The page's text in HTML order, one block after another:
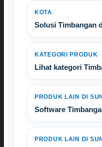
KOTA
Solusi Timbangan
KATEGORI PRODUK
Lihat kategori
PRODUK LAIN DI
Software
PRODUK LAIN DI